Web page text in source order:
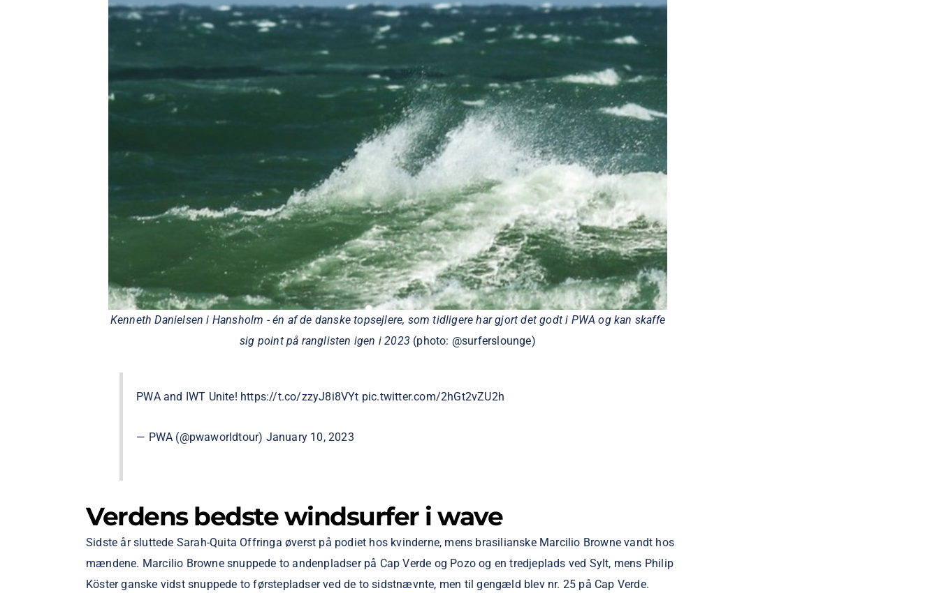
Kenneth Danielsen i Hansholm - én af de danske topsejlere, som tidligere har gjort det godt i PWA og kan skaffe
sig point på ranglisten igen i 2023 (photo: @surferslounge)
PWA and IWT Unite! https://t.co/zzyJ8i8VYt pic.twitter.com/2hGt2vZU2h
— PWA (@pwaworldtour) January 10, 2023
Verdens bedste windsurfer i wave
Sidste år sluttede Sarah-Quita Offringa øverst på podiet hos kvinderne, mens brasilianske Marcilio Browne vandt hos
mændene. Marcilio Browne snuppede to andenpladser på Cap Verde og Pozo og en tredjeplads ved Sylt, mens Philip
Köster ganske vidst snuppede to førstepladser ved de to sidstnævnte, men til gengæld blev nr. 25 på Cap Verde.